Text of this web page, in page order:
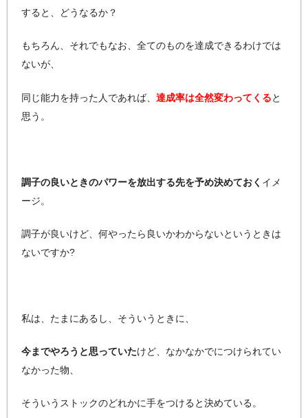
すると、どうなるか？
もちろん、それでもなお、全てのものを達成できるわけでは
ないが、
同じ能力を持った人であれば、 達成率は全然変わってくると
思う。
調子の良いときのパワーを放出する先を予め決めておく イメ
ージ。
調子が良いけど、何やったら良いかわからないというときは
ないですか?
私は、たまにあるし、そういうときに、
今までやろうと思っていたけど、なかなかでにつけられてい
なかった物、
そういうストックのどれかに手をつけると決めている。